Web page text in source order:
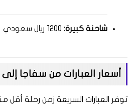
شاحنة كبيرة:
أسعار العبارات من سفاجا
توفر العبارات السريعة زمن رحلة أقل